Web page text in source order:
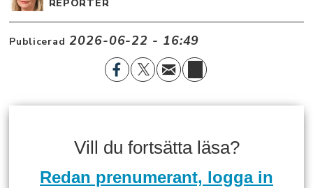
REPORTER
Publicerad 2026-06-22 - 16:49
Vill du fortsätta läsa?
Redan prenumerant, logga in